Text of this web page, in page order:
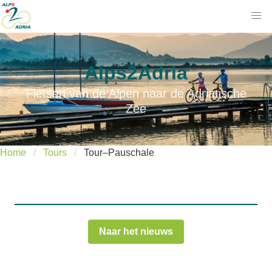
Alps2Adria
Fietsen van de Alpen naar de Adriatische
Zee
Home Tours Tour–Pauschale
Naar het nieuws